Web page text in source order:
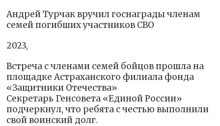
Андрей Турчак вручил госнаграды членам
семей погибших участников СВО
2023,
Встреча с членами семей бойцов прошла на
площадке Астраханского филиала фонда
«Защитники Отечества»
Секретарь Генсовета «Единой России»
подчеркнул, что ребята с честью выполнили
свой воинский долг.